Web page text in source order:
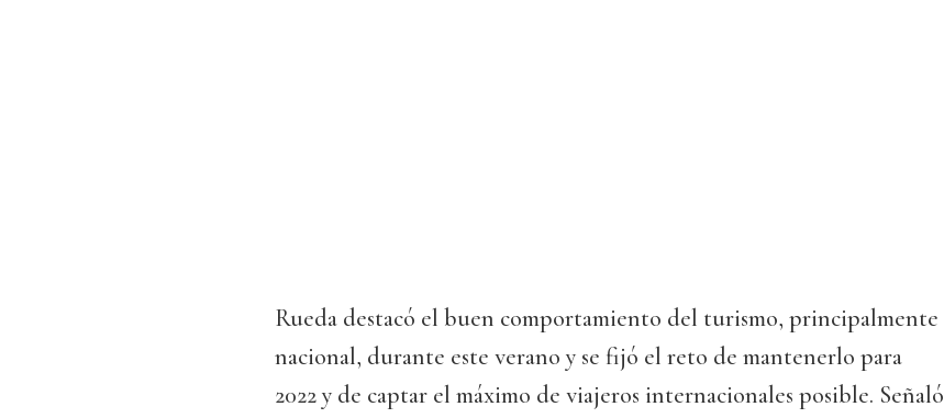
Rueda destacó el buen comportamiento del turismo, principalmente
nacional, durante este verano y se fijó el reto de mantenerlo para
2022 y de captar el máximo de viajeros internacionales posible. Señaló